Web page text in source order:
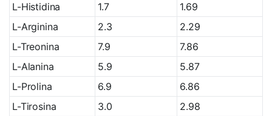
L-Histidina
1.7
1.69
L-Arginina
2.3
2.29
L-Treonina
7.9
7.86
L-Alanina
5.9
5.87
L-Prolina
6.9
6.86
L-Tirosina
3.0
2.98